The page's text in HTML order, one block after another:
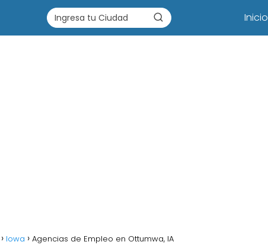
Inicio
Iowa Agencias de Empleo en Ottumwa, IA